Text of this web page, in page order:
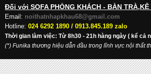
Đối với SOFA PHÒNG KHÁCH - BÀN TRÀ,KỆ
Email: noithatnhapkhau68@gmail.com
Hotline: 024 6292 1890 / 0913.845.189 zalo
Thời gian làm việc: Từ 8h30 - 21h hàng ngày ( kể cả
(*) Funika thương hiệu dẫn đầu trong lĩnh vực nội thất